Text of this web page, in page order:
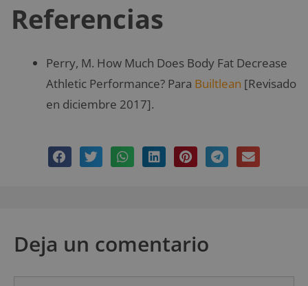
Referencias
Perry, M. How Much Does Body Fat Decrease
Athletic Performance? Para Builtlean [Revisado
en diciembre 2017].
Deja un comentario